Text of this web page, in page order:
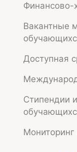
Финансово-
Вакантные
Доступная
Стипендии
оставить